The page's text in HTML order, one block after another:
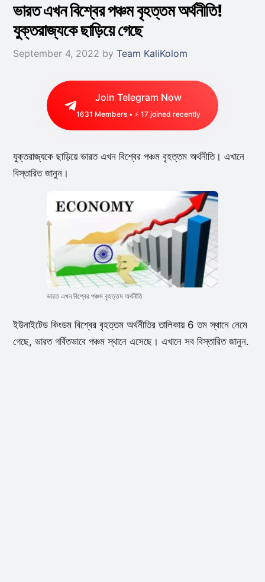
ভারত এখন বিশ্বের পঞ্চম বৃহত্তম অর্থনীতি!
যুক্তরাজ্যকে ছাড়িয়ে গেছে
September 4, 2022 by Team KaliKolom
Join Telegram Now
1631 Members • ⚡ 17 joined recently
যুক্তরাজ্যকে ছাড়িয়ে ভারত এখন বিশ্বের পঞ্চম বৃহত্তম অর্থনীতি। এখানে
বিস্তারিত জানুন।
ভারত এখন বিশ্বের পঞ্চম বৃহত্তম অর্থনীতি
ইউনাইটেড কিংডম বিশ্বের বৃহত্তম অর্থনীতির তালিকায় 6 তম স্থানে নেমে
গেছে, ভারত গর্বিতভাবে পঞ্চম স্থানে এসেছে। এখানে সব বিস্তারিত জানুন.